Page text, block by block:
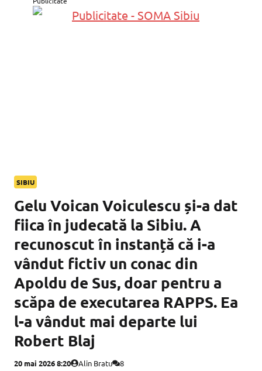
SIBIU
Gelu Voican Voiculescu și-a dat
fiica în judecată la Sibiu. A
recunoscut în instanță că i-a
vândut fictiv un conac din
Apoldu de Sus, doar pentru a
scăpa de executarea RAPPS. Ea
l-a vândut mai departe lui
Robert Blaj
20 mai 2026 8:20 Alin Bratu 8